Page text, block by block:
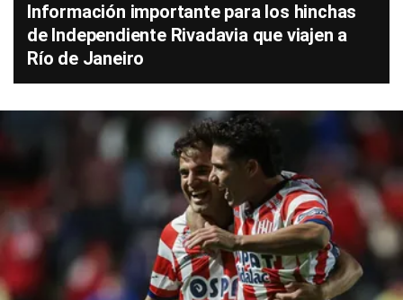
Información importante para los hinchas
de Independiente Rivadavia que viajen a
Río de Janeiro